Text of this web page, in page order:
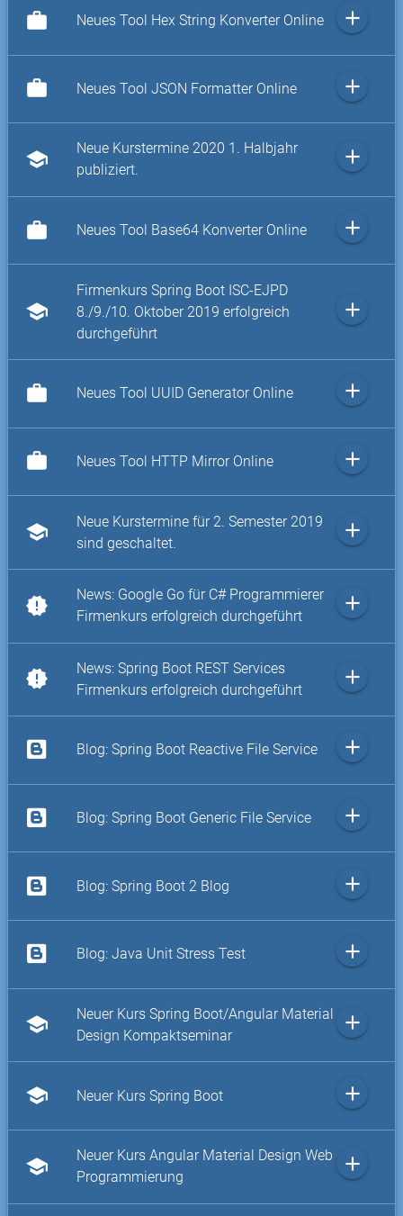
work Neues Tool Hex String Konverter Online add
work Neues Tool JSON Formatter Online add
school
Neue Kurstermine 2020 1. Halbjahr
publiziert.
add
work Neues Tool Base64 Konverter Online add
school
Firmenkurs Spring Boot ISC-EJPD
8./9./10. Oktober 2019 erfolgreich
durchgeführt
add
work Neues Tool UUID Generator Online add
work Neues Tool HTTP Mirror Online add
school
Neue Kurstermine für 2. Semester 2019
sind geschaltet.
add
new_releases
News: Google Go für C# Programmierer
Firmenkurs erfolgreich durchgeführt
add
new_releases
News: Spring Boot REST Services
Firmenkurs erfolgreich durchgeführt
add
Blog: Spring Boot Reactive File Service add
Blog: Spring Boot Generic File Service add
Blog: Spring Boot 2 Blog add
Blog: Java Unit Stress Test add
school
Neuer Kurs Spring Boot/Angular Material
Design Kompaktseminar
add
school Neuer Kurs Spring Boot add
school
Neuer Kurs Angular Material Design Web
Programmierung
add